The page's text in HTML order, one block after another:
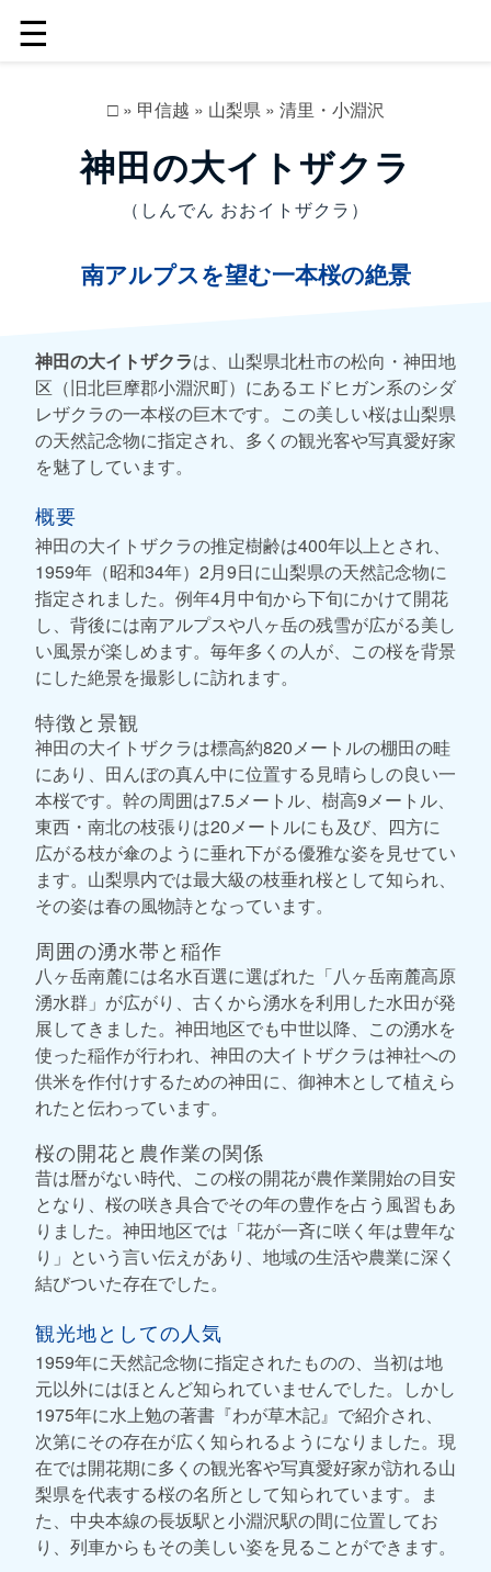
☰
□» 甲信越 » 山梨県» 清里・小淵沢
神田の大イトザクラ
（しんでん おおイトザクラ）
南アルプスを望む一本桜の絶景
神田の大イトザクラは、山梨県北杜市の松向・神田地
区（旧北巨摩郡小淵沢町）にあるエドヒガン系のシダ
レザクラの一本桜の巨木です。この美しい桜は山梨県
の天然記念物に指定され、多くの観光客や写真愛好家
を魅了しています。
概要
神田の大イトザクラの推定樹齢は400年以上とされ、
1959年（昭和34年）2月9日に山梨県の天然記念物に
指定されました。例年4月中旬から下旬にかけて開花
し、背後には南アルプスや八ヶ岳の残雪が広がる美し
い風景が楽しめます。毎年多くの人が、この桜を背景
にした絶景を撮影しに訪れます。
特徴と景観
神田の大イトザクラは標高約820メートルの棚田の畦
にあり、田んぼの真ん中に位置する見晴らしの良い一
本桜です。幹の周囲は7.5メートル、樹高9メートル、
東西・南北の枝張りは20メートルにも及び、四方に
広がる枝が傘のように垂れ下がる優雅な姿を見せてい
ます。山梨県内では最大級の枝垂れ桜として知られ、
その姿は春の風物詩となっています。
周囲の湧水帯と稲作
八ヶ岳南麓には名水百選に選ばれた「八ヶ岳南麓高原
湧水群」が広がり、古くから湧水を利用した水田が発
展してきました。神田地区でも中世以降、この湧水を
使った稲作が行われ、神田の大イトザクラは神社への
供米を作付けするための神田に、御神木として植えら
れたと伝わっています。
桜の開花と農作業の関係
昔は暦がない時代、この桜の開花が農作業開始の目安
となり、桜の咲き具合でその年の豊作を占う風習もあ
りました。神田地区では「花が一斉に咲く年は豊年な
り」という言い伝えがあり、地域の生活や農業に深く
結びついた存在でした。
観光地としての人気
1959年に天然記念物に指定されたものの、当初は地
元以外にはほとんど知られていませんでした。しかし
1975年に水上勉の著書『わが草木記』で紹介され、
次第にその存在が広く知られるようになりました。現
在では開花期に多くの観光客や写真愛好家が訪れる山
梨県を代表する桜の名所として知られています。ま
た、中央本線の長坂駅と小淵沢駅の間に位置してお
り、列車からもその美しい姿を見ることができます。